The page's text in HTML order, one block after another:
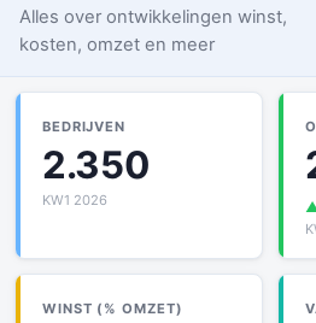
Alles over ontwikkelingen winst,
kosten, omzet en meer
BEDRIJVEN
2.350
KW1 2026
WINST (% OMZET)